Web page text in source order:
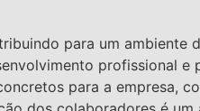
para um ambiente
profissional e
para a empresa,